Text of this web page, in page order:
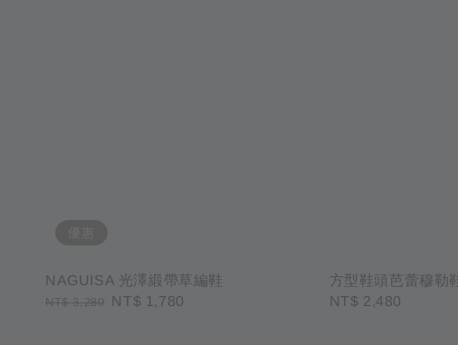
NAGUISA 光澤緞帶草編鞋
Regular
NT$ 3,280
Sale
NT$ 1,780
方型鞋頭芭蕾穆勒鞋
Regular
NT$ 2,480